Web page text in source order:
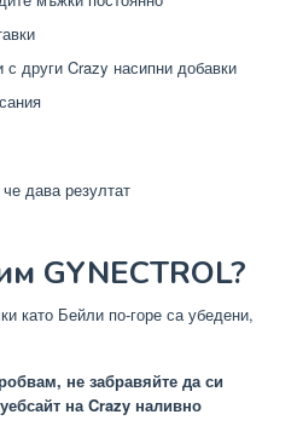
други Crazy насипни добавки
дава резултат
GYNECTROL?
като Бейли по-горе са убедени,
не забравяйте да си
на Crazy наливно